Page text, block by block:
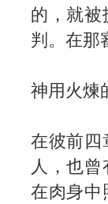
的，就被
判。在那
神用火煉
在彼前四
人，也
在肉身中